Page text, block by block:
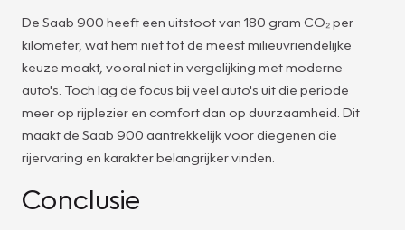
De Saab 900 heeft een uitstoot van 180 gram CO₂ per
kilometer, wat hem niet tot de meest milieuvriendelijke
keuze maakt, vooral niet in vergelijking met moderne
auto's. Toch lag de focus bij veel auto's uit die periode
meer op rijplezier en comfort dan op duurzaamheid. Dit
maakt de Saab 900 aantrekkelijk voor diegenen die
rijervaring en karakter belangrijker vinden.
Conclusie